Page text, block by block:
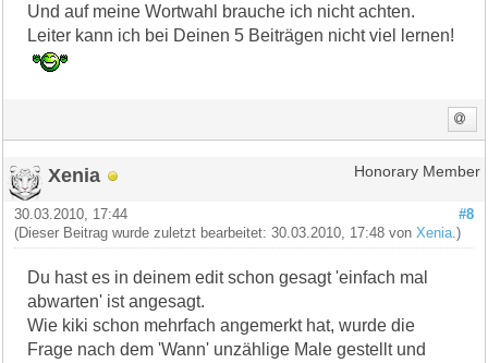
Und auf meine Wortwahl brauche ich nicht achten.
Leiter kann ich bei Deinen 5 Beiträgen nicht viel lernen!
Xenia Honorary Member
#8
30.03.2010, 17:44
(Dieser Beitrag wurde zuletzt bearbeitet: 30.03.2010, 17:48 vonXenia.)
Du hast es in deinem edit schon gesagt 'einfach mal
abwarten' ist angesagt.
Wie kiki schon mehrfach angemerkt hat, wurde die
Frage nach dem 'Wann' unzählige Male gestellt und